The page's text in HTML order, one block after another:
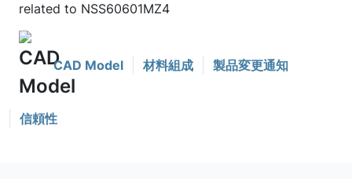
related to NSS60601MZ4
CAD Model 材料組成 製品変更通知
信頼性